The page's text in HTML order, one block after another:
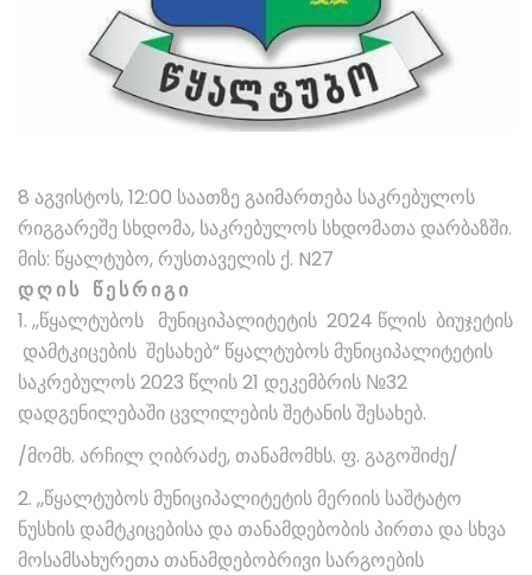
8 აგვისტოს, 12:00 საათზე გაიმართება საკრებულოს
რიგგარეშე სხდომა, საკრებულოს სხდომათა დარბაზში.
მის: წყალტუბო, რუსთაველის ქ. N27
დ ღ ი ს წ ე ს რ ი გ ი
1. ,,წყალტუბოს მუნიციპალიტეტის 2024 წლის ბიუჯეტის
დამტკიცების შესახებ“ წყალტუბოს მუნიციპალიტეტის
საკრებულოს 2023 წლის 21 დეკემბრის №32
დადგენილებაში ცვლილების შეტანის შესახებ.
/მომხ. არჩილ ღიბრაძე, თანამომხს. ფ. გაგოშიძე/
2. ,,წყალტუბოს მუნიციპალიტეტის მერიის საშტატო
ნუსხის დამტკიცებისა და თანამდებობის პირთა და სხვა
მოსამსახურეთა თანამდებობრივი სარგოების